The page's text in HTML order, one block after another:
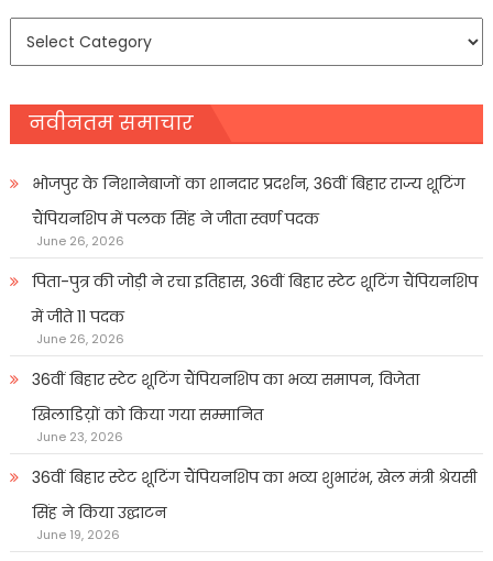
समाचार
नवीनतम समाचार
भोजपुर के निशानेबाजों का शानदार प्रदर्शन, 36वीं बिहार राज्य शूटिंग
चैंपियनशिप में पलक सिंह ने जीता स्वर्ण पदक
June 26, 2026
पिता-पुत्र की जोड़ी ने रचा इतिहास, 36वीं बिहार स्टेट शूटिंग चैंपियनशिप
में जीते 11 पदक
June 26, 2026
36वीं बिहार स्टेट शूटिंग चैंपियनशिप का भव्य समापन, विजेता
खिलाडिय़ों को किया गया सम्मानित
June 23, 2026
36वीं बिहार स्टेट शूटिंग चैंपियनशिप का भव्य शुभारंभ, खेल मंत्री श्रेयसी
सिंह ने किया उद्घाटन
June 19, 2026